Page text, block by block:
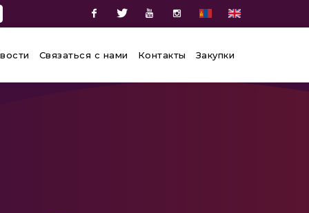
Связаться с нами Контакты Закупки